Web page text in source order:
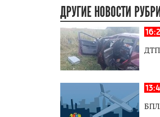
ДРУГИЕ НОВОСТИ
ДТП